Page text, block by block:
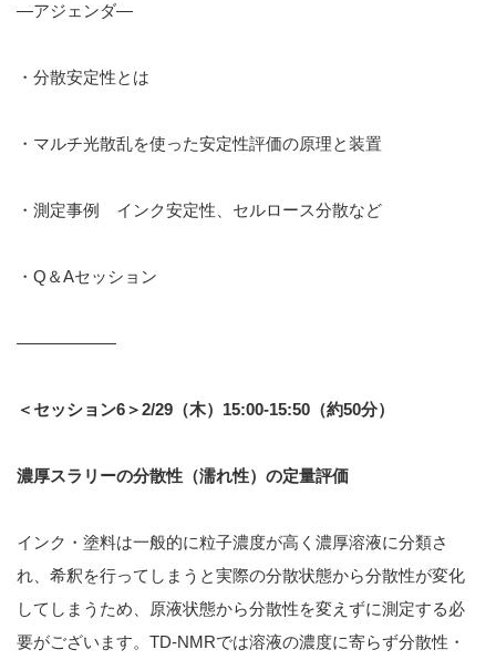
—アジェンダ—
・分散安定性とは
・マルチ光散乱を使った安定性評価の原理と装置
・測定事例 インク安定性、セルロース分散など
・Q＆Aセッション
——————
＜セッション6＞2/29（木）15:00-15:50（約50分）
濃厚スラリーの分散性（濡れ性）の定量評価
インク・塗料は一般的に粒子濃度が高く濃厚溶液に分類さ
れ、希釈を行ってしまうと実際の分散状態から分散性が変化
してしまうため、原液状態から分散性を変えずに測定する必
要がございます。TD-NMRでは溶液の濃度に寄らず分散性・